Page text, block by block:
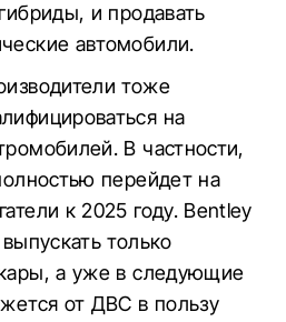
и продавать
автомобили.
тоже
на
В частности,
перейдет на
к 2025 году. Bentley
только
а уже в следующие
от ДВС в пользу